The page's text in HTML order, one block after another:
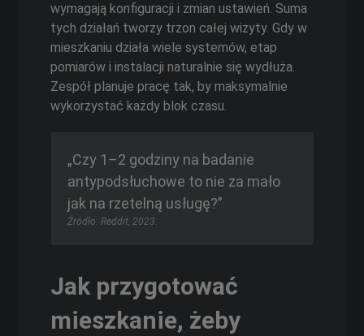
wymagają konfiguracji i zmian ustawień. Suma
tych działań tworzy trzon całej wizyty. Gdy w
mieszkaniu działa wiele systemów, etap
pomiarów i instalacji naturalnie się wydłuża.
Zespół planuje pracę tak, by maksymalnie
wykorzystać każdy blok czasu.
„Czy 1–2 godziny na badanie
antypodsłuchowe to nie za mało
jak na rzetelną usługę?”
Źródło: Reddit, 2023.
Jak przygotować
mieszkanie, żeby